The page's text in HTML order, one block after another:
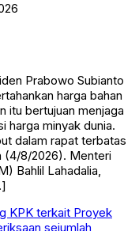
Prabowo Subianto
harga bahan
itu bertujuan menjaga
harga minyak dunia.
dalam rapat terbatas
(4/8/2026). Menteri
Bahlil Lahadalia,